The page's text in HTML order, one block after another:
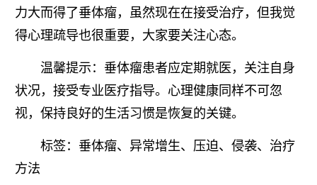
力大而得了垂体瘤，虽然现在在接受治疗，但我觉
得心理疏导也很重要，大家要关注心态。
温馨提示：垂体瘤患者应定期就医，关注自身
状况，接受专业医疗指导。心理健康同样不可忽
视，保持良好的生活习惯是恢复的关键。
标签：垂体瘤、异常增生、压迫、侵袭、治疗
方法